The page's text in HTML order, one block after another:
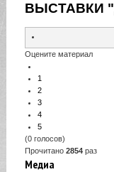
ВЫСТАВКИ
Оцените материал
1
2
3
4
5
(0 голосов)
Прочитано 2854раз
Медиа